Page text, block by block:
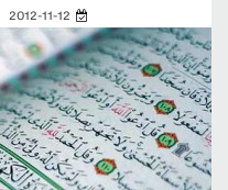
2012-11-12